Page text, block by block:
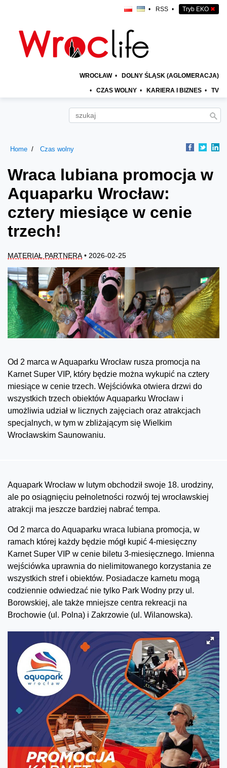
• RSS • Tryb EKO ✖
WROCŁAW • DOLNY ŚLĄSK (AGLOMERACJA)
• CZAS WOLNY • KARIERA I BIZNES • TV
Home Czas wolny
Wraca lubiana promocja w
Aquaparku Wrocław:
cztery miesiące w cenie
trzech!
MATERIAŁ PARTNERA• 2026-02-25
Od 2 marca w Aquaparku Wrocław rusza promocja na
Karnet Super VIP, który będzie można wykupić na cztery
miesiące w cenie trzech. Wejściówka otwiera drzwi do
wszystkich trzech obiektów Aquaparku Wrocław i
umożliwia udział w licznych zajęciach oraz atrakcjach
specjalnych, w tym w zbliżającym się Wielkim
Wrocławskim Saunowaniu.
Aquapark Wrocław w lutym obchodził swoje 18. urodziny,
ale po osiągnięciu pełnoletności rozwój tej wrocławskiej
atrakcji ma jeszcze bardziej nabrać tempa.
Od 2 marca do Aquaparku wraca lubiana promocja, w
ramach której każdy będzie mógł kupić 4-miesięczny
Karnet Super VIP w cenie biletu 3-miesięcznego. Imienna
wejściówka uprawnia do nielimitowanego korzystania ze
wszystkich stref i obiektów. Posiadacze karnetu mogą
codziennie odwiedzać nie tylko Park Wodny przy ul.
Borowskiej, ale także mniejsze centra rekreacji na
Brochowie (ul. Polna) i Zakrzowie (ul. Wilanowska).